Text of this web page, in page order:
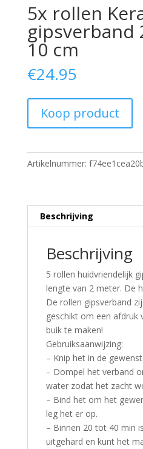
5x rollen
gipsverband
10 cm
€24.95
Koop product
Artikelnummer:
Beschrijving
Beschrijving
5 rollen huidvriendelijk
lengte van 2 meter. De
De rollen gipsverband
geschikt om een afdruk
buik te maken!
Gebruiksaanwijzing:
– Knip het in de
– Dompel het verband
water zodat het zacht
– Bind het om het
leg het er op.
– Binnen 20 tot 40 min
uitgehard en kunt het